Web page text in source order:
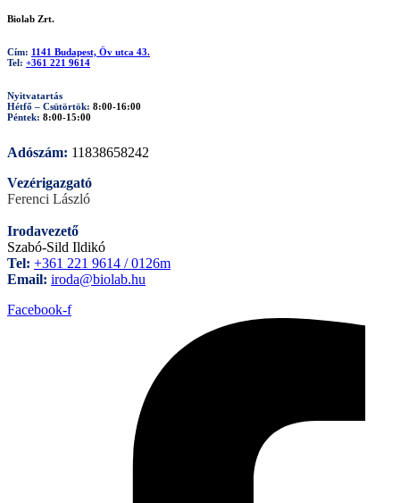
Biolab Zrt.
Cím: 1141 Budapest, Öv utca 43.
Tel: +361 221 9614
Nyitvatartás
Hétfő – Csütörtök: 8:00-16:00
Péntek: 8:00-15:00
Adószám: 11838658242
Vezérigazgató
Ferenci László
Irodavezető
Szabó-Sild Ildikó
Tel: +361 221 9614 / 0126m
Email: iroda@biolab.hu
Facebook-f